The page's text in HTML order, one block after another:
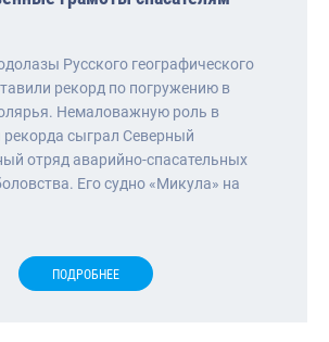
Русского географического
рекорд по погружению в
Немаловажную роль в
рекорда сыграл Северный
отряд аварийно-спасательных
Его судно «Микула» на
ПОДРОБНЕЕ